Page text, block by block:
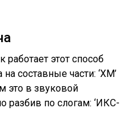
работает этот способ
составные части: ‘XM’
это в звуковой
разбив по слогам: ‘ИКС-